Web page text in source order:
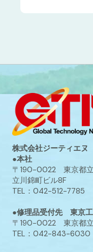
株式会社ジーティエヌ
●本社
〒190-0022 東京都
立川錦町ビル8F
TEL：042-512-7785
●修理品受付先 東京
〒190-0022 東京都立
TEL：042-843-